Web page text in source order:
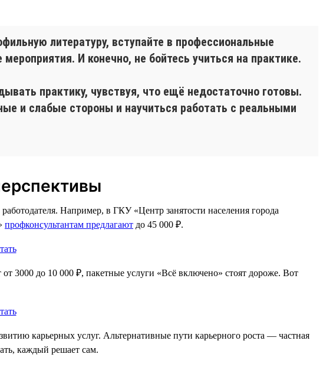
литературу, вступайте в профессиональные
И конечно, не бойтесь учиться на практике.
практику, чувствуя, что ещё недостаточно готовы.
и слабые стороны и научиться работать с реальными
Например, в ГКУ «Центр занятости населения города
профконсультантам предлагают до 45 000 ₽.
3000 до 10 000 ₽, пакетные услуги «Всё включено» стоят дороже. Вот
карьерных услуг. Альтернативные пути карьерного роста — частная
каждый решает сам.